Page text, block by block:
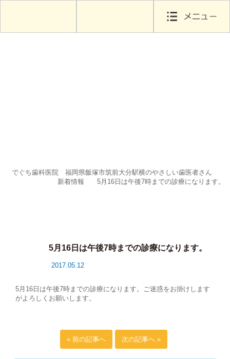
でぐち歯科医院 福岡県飯塚市筑前大分駅横のやさしい歯医者さん
新着情報
5月16日は午後7時までの診療になります。
5月16日は午後7時までの診療になります。
2017.05.12
5月16日は午後7時までの診療になります。ご迷惑をお掛けします
がよろしくお願いします。
« 前の記事へ 次の記事へ »